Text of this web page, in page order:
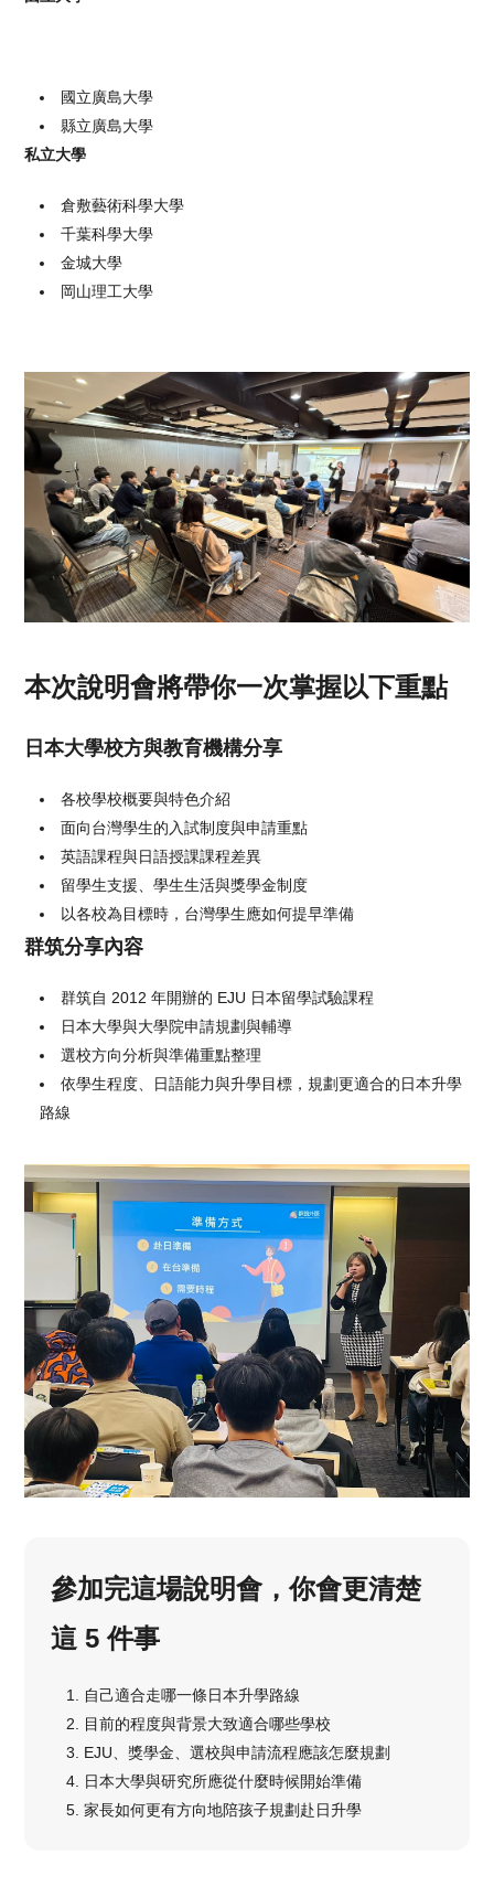
國立廣島大學
縣立廣島大學
私立大學
倉敷藝術科學大學
千葉科學大學
金城大學
岡山理工大學
本次說明會將帶你一次掌握以下重點
日本大學校方與教育機構分享
各校學校概要與特色介紹
面向台灣學生的入試制度與申請重點
英語課程與日語授課課程差異
留學生支援、學生生活與獎學金制度
以各校為目標時，台灣學生應如何提早準備
群筑分享內容
群筑自 2012 年開辦的 EJU 日本留學試驗課程
日本大學與大學院申請規劃與輔導
選校方向分析與準備重點整理
依學生程度、日語能力與升學目標，規劃更適合的日本升學
路線
參加完這場說明會，你會更清楚
這 5 件事
自己適合走哪一條日本升學路線
目前的程度與背景大致適合哪些學校
EJU、獎學金、選校與申請流程應該怎麼規劃
日本大學與研究所應從什麼時候開始準備
家長如何更有方向地陪孩子規劃赴日升學